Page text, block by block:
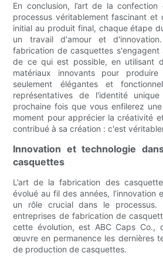
En conclusion, l’art de la
processus véritablement fascinant et
initial au produit final, chaque étape
un travail d'amour et
fabrication de casquettes s'engagent
de ce qui est possible, en utilisant
matériaux innovants pour
seulement élégantes et
représentatives de l'identité
prochaine fois que vous enfilerez
moment pour apprécier la créativité
contribué à sa création : c'est
Innovation et technologie
casquettes
L’art de la fabrication des
évolué au fil des années, l’innovation
un rôle crucial dans le processus.
entreprises de fabrication de
cette évolution, est ABC Caps Co.,
œuvre en permanence les dernières
de production de casquettes.